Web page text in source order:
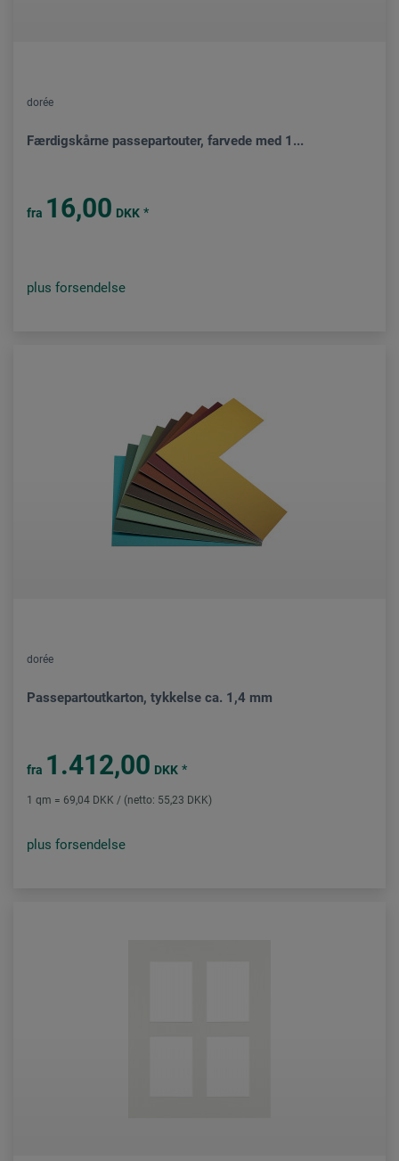
dorée
Færdigskårne passepartouter, farvede med 1...
fra 16,00 DKK *
plus forsendelse
dorée
Passepartoutkarton, tykkelse ca. 1,4 mm
fra 1.412,00 DKK *
1 qm = 69,04 DKK / (netto: 55,23 DKK)
plus forsendelse